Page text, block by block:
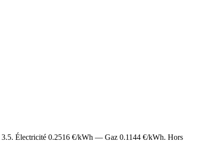
3.5. Électricité 0.2516 €/kWh — Gaz 0.1144 €/kWh. Hors